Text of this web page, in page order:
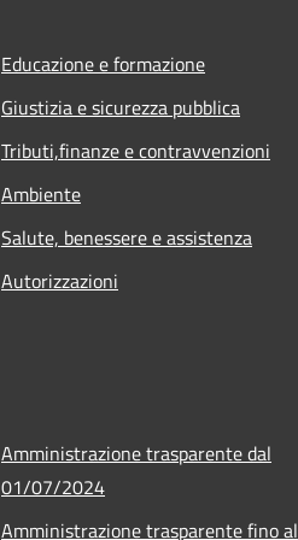
Educazione e formazione
Giustizia e sicurezza pubblica
Tributi,finanze e contravvenzioni
Ambiente
Salute, benessere e assistenza
Autorizzazioni
Amministrazione trasparente dal
01/07/2024
Amministrazione trasparente fino al